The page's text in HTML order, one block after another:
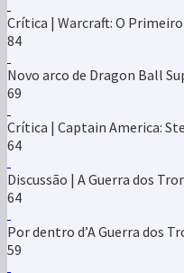
Crítica | Warcraft: O
84
Novo arco de Dragon Ball
69
Crítica | Captain America:
64
Discussão | A Guerra dos
64
Por dentro d’A Guerra dos
59